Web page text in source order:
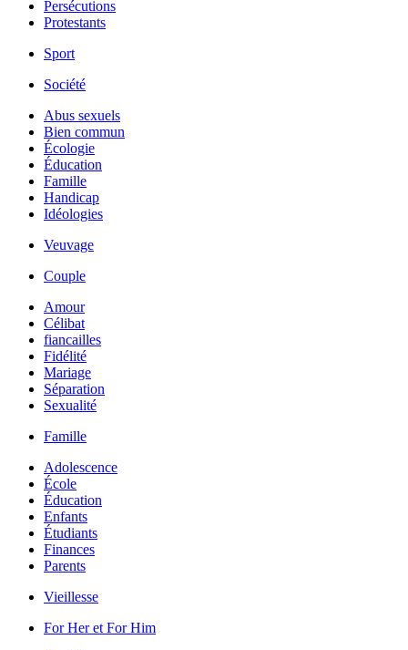
Persécutions
Protestants
Sport
Société
Abus sexuels
Bien commun
Écologie
Éducation
Famille
Handicap
Idéologies
Veuvage
Couple
Amour
Célibat
fiancailles
Fidélité
Mariage
Séparation
Sexualité
Famille
Adolescence
École
Éducation
Enfants
Étudiants
Finances
Parents
Vieillesse
For Her et For Him